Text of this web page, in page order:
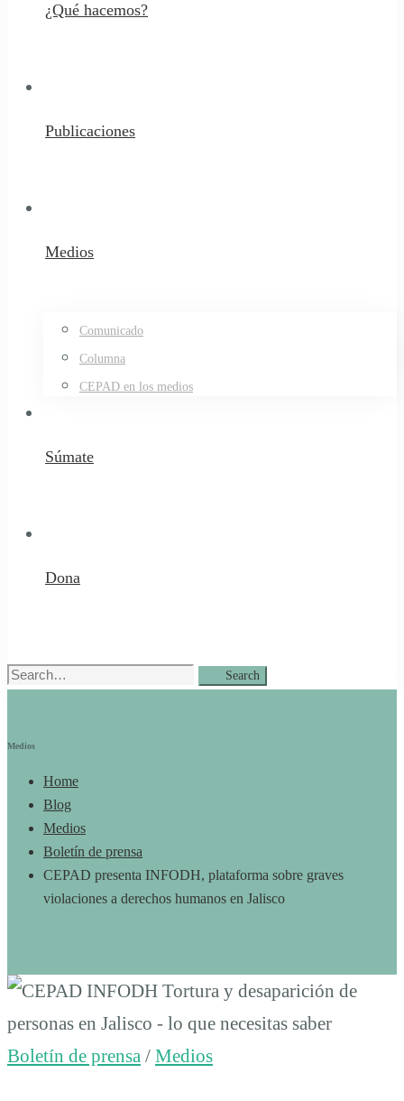
¿Qué hacemos?
Publicaciones
Medios
Comunicado
Columna
CEPAD en los medios
Súmate
Dona
Search
Search
Medios
Home
Blog
Medios
Boletín de prensa
CEPAD presenta INFODH, plataforma sobre graves
violaciones a derechos humanos en Jalisco
CEPAD
presenta
Boletín de prensa / Medios